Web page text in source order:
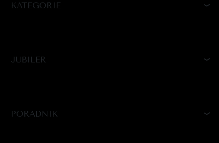
KATEGORIE
JUBILER
PORADNIK